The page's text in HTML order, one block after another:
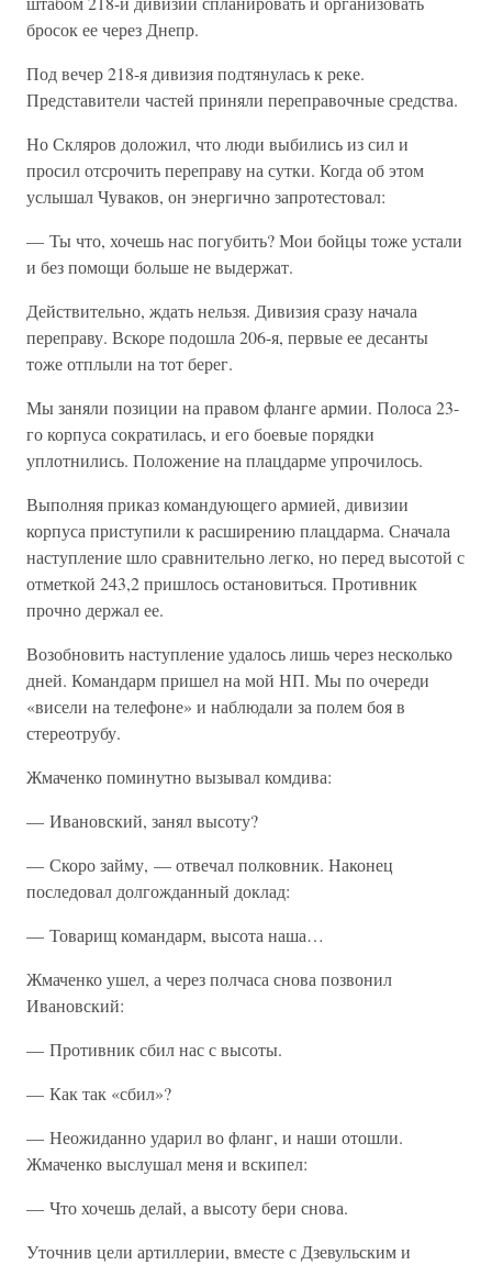
бросок ее через Днепр.
Под вечер 218-я дивизия подтянулась к реке.
Представители частей приняли переправочные средства.
Но Скляров доложил, что люди выбились из сил и
просил отсрочить переправу на сутки. Когда об этом
услышал Чуваков, он энергично запротестовал:
— Ты что, хочешь нас погубить? Мои бойцы тоже устали
и без помощи больше не выдержат.
Действительно, ждать нельзя. Дивизия сразу начала
переправу. Вскоре подошла 206-я, первые ее десанты
тоже отплыли на тот берег.
Мы заняли позиции на правом фланге армии. Полоса 23-
го корпуса сократилась, и его боевые порядки
уплотнились. Положение на плацдарме упрочилось.
Выполняя приказ командующего армией, дивизии
корпуса приступили к расширению плацдарма. Сначала
наступление шло сравнительно легко, но перед высотой с
отметкой 243,2 пришлось остановиться. Противник
прочно держал ее.
Возобновить наступление удалось лишь через несколько
дней. Командарм пришел на мой НП. Мы по очереди
«висели на телефоне» и наблюдали за полем боя в
стереотрубу.
Жмаченко поминутно вызывал комдива:
— Ивановский, занял высоту?
— Скоро займу, — отвечал полковник. Наконец
последовал долгожданный доклад:
— Товарищ командарм, высота наша…
Жмаченко ушел, а через полчаса снова позвонил
Ивановский:
— Противник сбил нас с высоты.
— Как так «сбил»?
— Неожиданно ударил во фланг, и наши отошли.
Жмаченко выслушал меня и вскипел:
— Что хочешь делай, а высоту бери снова.
Уточнив цели артиллерии, вместе с Дзевульским и